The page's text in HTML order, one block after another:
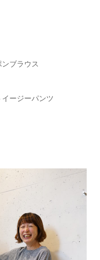
ンブラウス
イージーパンツ